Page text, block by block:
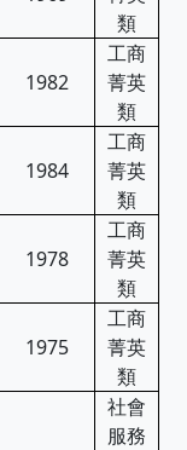
類
1982
工商
菁英
類
1984
工商
菁英
類
1978
工商
菁英
類
1975
工商
菁英
類
社會
服務